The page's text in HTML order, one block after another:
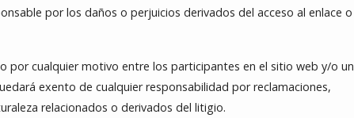
por los daños o perjuicios derivados del acceso al enlace o
por cualquier motivo entre los participantes en el sitio web y/o un
exento de cualquier responsabilidad por reclamaciones,
relacionados o derivados del litigio.